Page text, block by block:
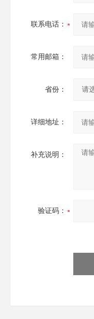
联系电话：
常用邮箱：
省份：
详细地址：
补充说明：
验证码：